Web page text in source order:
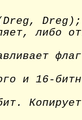
либо
и 16-
Копирует